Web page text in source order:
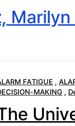
Marilyn
FATIGUE ,
MAKING ,